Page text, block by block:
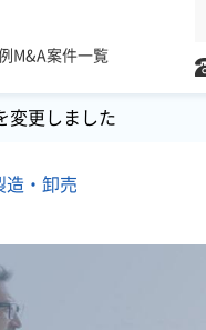
M&A案件一覧
変更しました
造・卸売